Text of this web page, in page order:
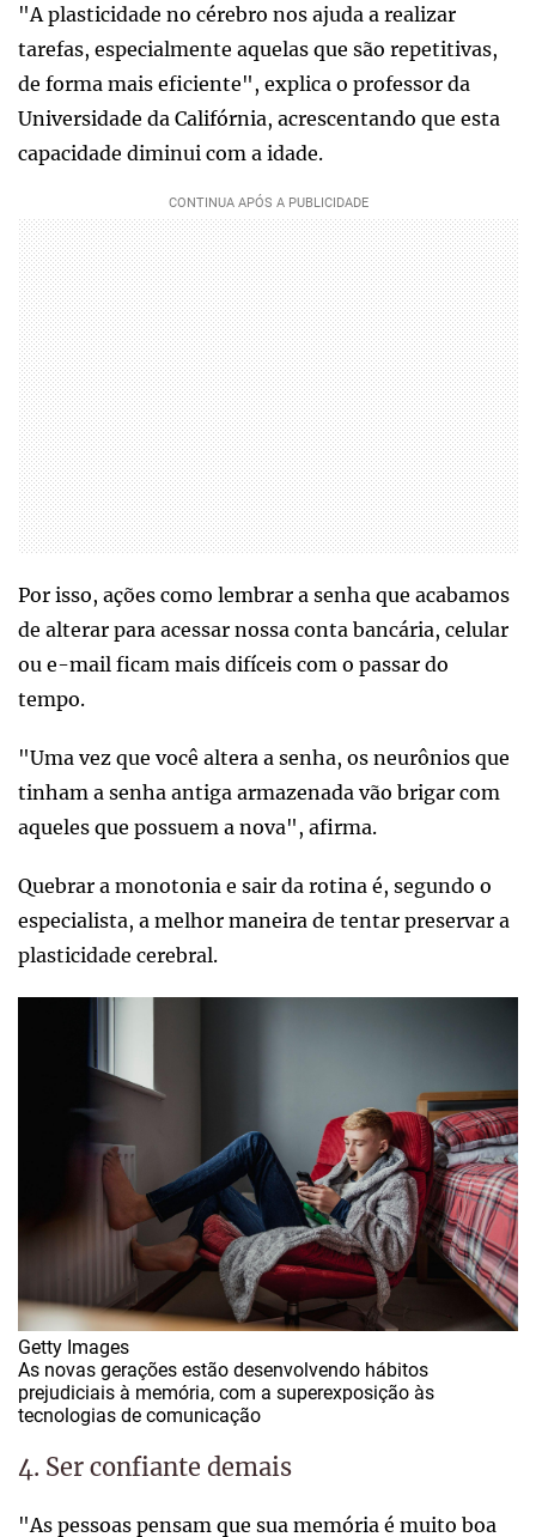
"A plasticidade no cérebro nos ajuda a realizar
tarefas, especialmente aquelas que são repetitivas,
de forma mais eficiente", explica o professor da
Universidade da Califórnia, acrescentando que esta
capacidade diminui com a idade.
Por isso, ações como lembrar a senha que acabamos
de alterar para acessar nossa conta bancária, celular
ou e-mail ficam mais difíceis com o passar do
tempo.
"Uma vez que você altera a senha, os neurônios que
tinham a senha antiga armazenada vão brigar com
aqueles que possuem a nova", afirma.
Quebrar a monotonia e sair da rotina é, segundo o
especialista, a melhor maneira de tentar preservar a
plasticidade cerebral.
Getty Images
As novas gerações estão desenvolvendo hábitos
prejudiciais à memória, com a superexposição às
tecnologias de comunicação
4. Ser confiante demais
"As pessoas pensam que sua memória é muito boa